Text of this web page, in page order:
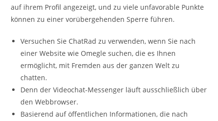
auf ihrem Profil angezeigt, und zu viele unfavorable Punkte
können zu einer vorübergehenden Sperre führen.
Versuchen Sie ChatRad zu verwenden, wenn Sie nach
einer Website wie Omegle suchen, die es Ihnen
ermöglicht, mit Fremden aus der ganzen Welt zu
chatten.
Denn der Videochat-Messenger läuft ausschließlich über
den Webbrowser.
Basierend auf öffentlichen Informationen, die nach